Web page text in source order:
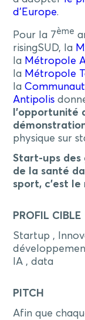
d’Europe.
Pour la 7ème
risingSUD, la
la Métropole
la Métropole
la
Antipolis
l’opportunité
physique sur
Start-ups des
de la santé
sport, c’est
PROFIL CIBLE
Startup ,
IA , data
PITCH
Afin que